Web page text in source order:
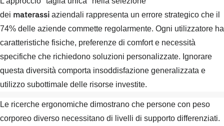
dei materassi aziendali rappresenta un errore strategico che il
74% delle aziende commette regolarmente. Ogni utilizzatore ha
caratteristiche fisiche, preferenze di comfort e necessità
specifiche che richiedono soluzioni personalizzate. Ignorare
questa diversità comporta insoddisfazione generalizzata e
utilizzo subottimale delle risorse investite.
Le ricerche ergonomiche dimostrano che persone con peso
corporeo diverso necessitano di livelli di supporto differenziati.